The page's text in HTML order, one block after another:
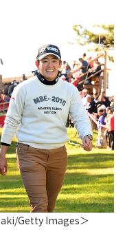
Getty Images＞